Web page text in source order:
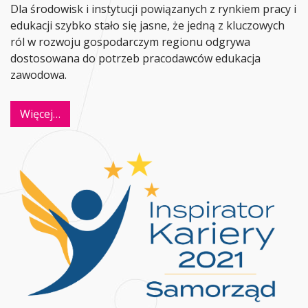
Dla środowisk i instytucji powiązanych z rynkiem pracy i
edukacji szybko stało się jasne, że jedną z kluczowych
ról w rozwoju gospodarczym regionu odgrywa
dostosowana do potrzeb pracodawców edukacja
zawodowa.
Więcej…